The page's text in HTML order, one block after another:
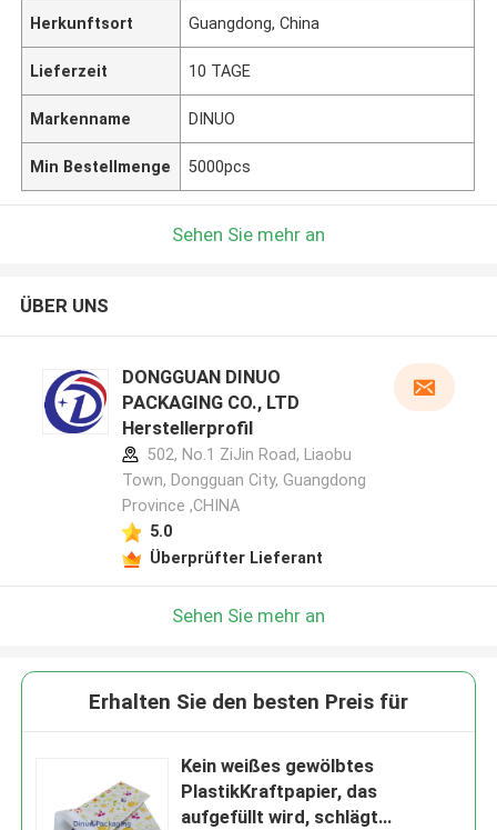
Herkunftsort Guangdong, China
Lieferzeit 10 TAGE
Markenname DINUO
Min Bestellmenge 5000pcs
Sehen Sie mehr an
ÜBER UNS
DONGGUAN DINUO
PACKAGING CO., LTD
Herstellerprofil
502, No.1 ZiJin Road, Liaobu
Town, Dongguan City, Guangdong
Province ,CHINA
5.0
Überprüfter Lieferant
Sehen Sie mehr an
Erhalten Sie den besten Preis für
Kein weißes gewölbtes
PlastikKraftpapier, das
aufgefüllt wird, schlägt